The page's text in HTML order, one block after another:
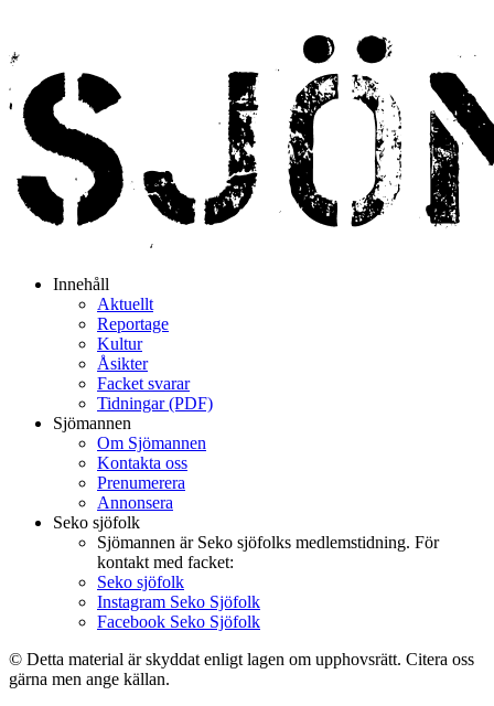
Innehåll
Aktuellt
Reportage
Kultur
Åsikter
Facket svarar
Tidningar (PDF)
Sjömannen
Om Sjömannen
Kontakta oss
Prenumerera
Annonsera
Seko sjöfolk
Sjömannen är Seko sjöfolks medlemstidning. För
kontakt med facket:
Seko sjöfolk
Instagram Seko Sjöfolk
Facebook Seko Sjöfolk
© Detta material är skyddat enligt lagen om upphovsrätt. Citera oss
gärna men ange källan.